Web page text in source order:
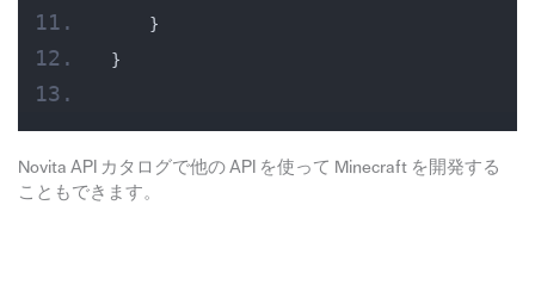
    }
}
Novita API カタログで他の API を使って Minecraft を開発する
こともできます。